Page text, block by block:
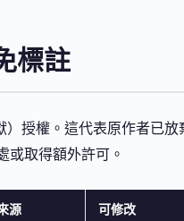
標註
）授權。這代表原作者已
或取得額外許可。
源 可修改